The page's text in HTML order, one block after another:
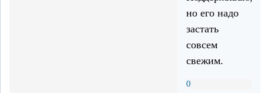
но его надо
застать
совсем
свежим.
0